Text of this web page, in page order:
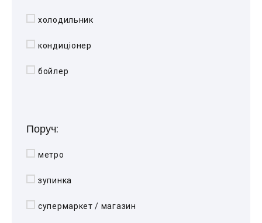
холодильник
кондиціонер
бойлер
Поруч:
метро
зупинка
супермаркет / магазин